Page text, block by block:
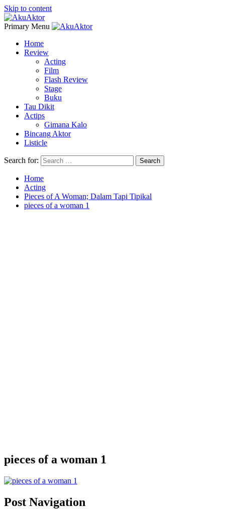
Skip to content
Primary Menu
Home
Review
Acting
Film
Flash Review
Stage
Buku
Tau Dikit
Actips
Gimana Kalo
Bincang Aktor
Listicle
Search for:
Home
Acting
Pieces of A Woman; Dalam Tapi Tipikal
pieces of a woman 1
pieces of a woman 1
Post Navigation